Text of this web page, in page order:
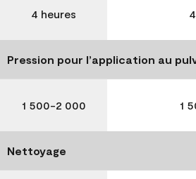
4 heures
Pression pour l’application au
1 500-2 000 1
Nettoyage